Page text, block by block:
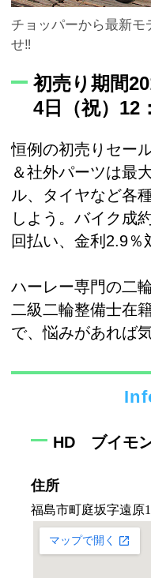
チョッパーから最新
せ‼
初売り期間
4日（祝）12
恒例の初売りセー
＆社外パーツは最
ル、タイヤなど各
しよう。バイク成
回払い、金利2.9％
ハーレー専門の二
二級二輪整備士在
で、悩みがあれば
HD ブイモ
住所